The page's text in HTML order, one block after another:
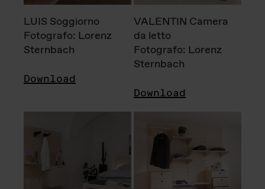
LUIS Soggiorno
Fotografo: Lorenz
Sternbach
Download
VALENTIN Camera
da letto
Fotografo: Lorenz
Sternbach
Download